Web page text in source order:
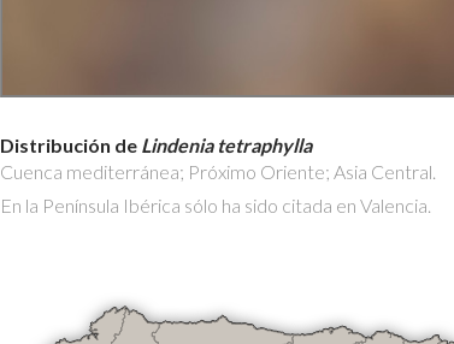
Distribución de Lindenia tetraphylla
Cuenca mediterránea; Próximo Oriente; Asia Central.
En la Península Ibérica sólo ha sido citada en Valencia.